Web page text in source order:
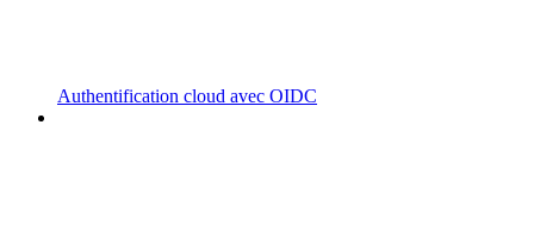
Authentification cloud avec OIDC